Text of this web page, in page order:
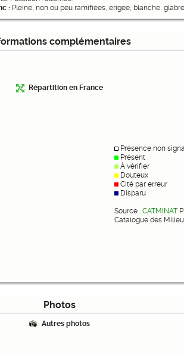
: Pleine, non ou peu ramifiées, érigée, blanche,
complémentaires
Répartition en France
Présence non
Présent
À vérifier
Douteux
Cité par erreur
Disparu
Source :CATMINAT
Catalogue des
Photos
Autres photos